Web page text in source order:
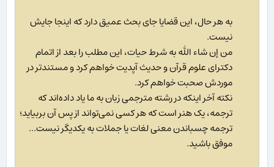
به هر حال، این قضایا جای بحث عمیق دارد که اینجا جایش
نیست.
من إن شاء الله به شرط حیات، این مطلب را بعد از اتمام
دکترای علوم قرآن و حدیث آپدیت خواهم کرد و مستندتر در
موردش صحبت خواهم کرد.
نکته آخر اینکه در رشته مترجمی زبان به ما یاد داده‌اند که
ترجمه، یک هنر است که هر کسی نمی‌تواند از پس آن بربیاید؛
ترجمه چسباندن معنی لغات یا جملات به یکدیگر نیست...
موفق باشید.